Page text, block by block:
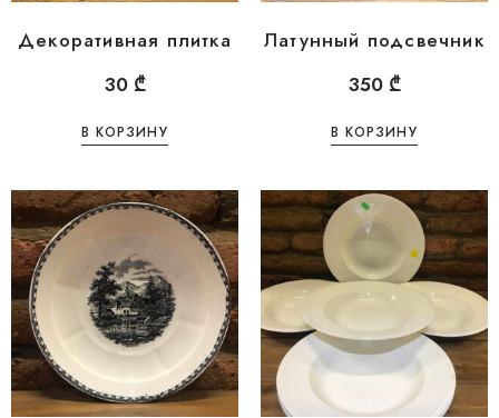
Декоративная плитка
30 ₾
В КОРЗИНУ
Латунный подсвечник
350 ₾
В КОРЗИНУ